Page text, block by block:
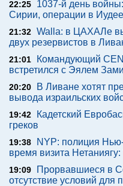
22:25
1037-й день
Сирии, операции в
21:32 Walla: в ЦАХАЛе
двух резервистов в
21:01
Командующий
встретился с Эялем
20:20
В Ливане хотят
вывода израильских
19:42
Кадетский
греков
19:38
NYP: полиция
время визита
19:09
Прорвавшиеся в
отсутствие условий для